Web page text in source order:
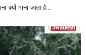
माना जाता है…